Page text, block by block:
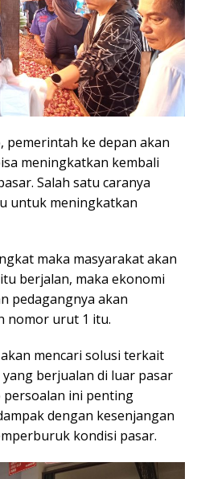
pemerintah ke depan akan
meningkatkan kembali
Salah satu caranya
untuk meningkatkan
maka masyarakat akan
berjalan, maka ekonomi
pedagangnya akan
nomor urut 1 itu.
mencari solusi terkait
berjualan di luar pasar
ini penting
dengan kesenjangan
kondisi pasar.